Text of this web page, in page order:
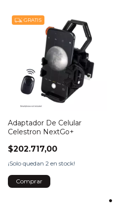
GRATIS
Adaptador De Celular
Celestron NextGo+
$202.717,00
¡Solo quedan 2 en stock!